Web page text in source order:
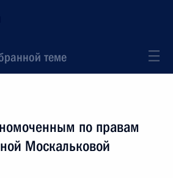
теме
по правам
Москальковой